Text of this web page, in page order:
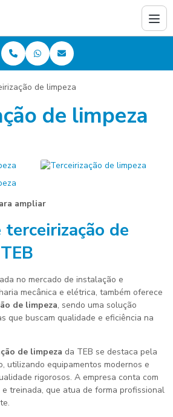
de limpeza
de limpeza
ampliar
terceirização de
no mercado de instalação e
mecânica e elétrica, também oferece
de limpeza, sendo uma solução
que buscam qualidade e eficiência na
de limpeza da TEB se destaca pela
utilizando equipamentos modernos e
rigorosos. A empresa conta com
treinada, que atua de forma profissional